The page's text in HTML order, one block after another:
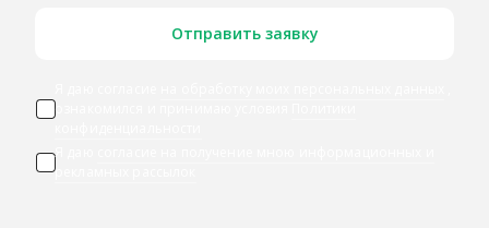
Отправить заявку
ознакомился и принимаю условия
Я даю
рекламных рассылок